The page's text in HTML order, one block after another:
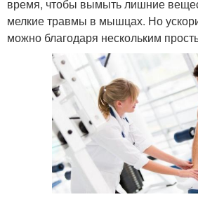
время, чтобы вымыть лишние
мелкие травмы в мышцах. Но
можно благодаря нескольким